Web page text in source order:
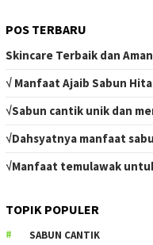
POS TERBARU
Skincare Terbaik dan
√ Manfaat Ajaib Sabun
√Sabun cantik unik dan
√Dahsyatnya manfaat
√Manfaat temulawak
TOPIK POPULER
SABUN CANTIK